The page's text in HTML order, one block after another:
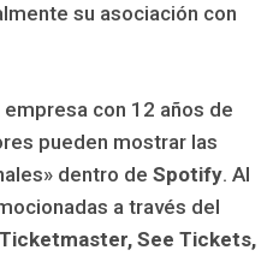
su asociación con
con 12 años de
pueden mostrar las
dentro de Spotify. Al
a través del
Ticketmaster, See Tickets,